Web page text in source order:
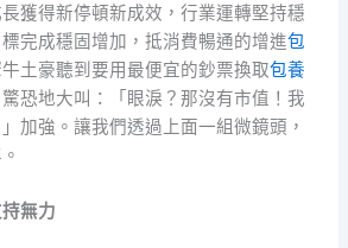
獲得新停頓新成效，行業運轉堅持穩
完成穩固增加，抵消費暢通的增進包
土豪聽到要用最便宜的鈔票換取包養
恐地大叫：「眼淚？那沒有市值！我
加強。讓我們透過上面一組微鏡頭，
無力